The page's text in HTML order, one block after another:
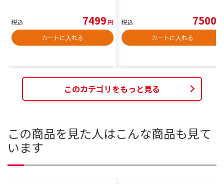
税込 7499円
カートに入れる
税込 7500
カートに入れる
このカテゴリをもっと見る
この商品を見た人はこんな商品も見て
います